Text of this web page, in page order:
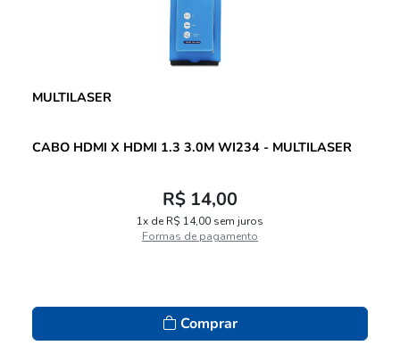
MULTILASER
CABO HDMI X HDMI 1.3 3.0M WI234 - MULTILASER
R$ 14,00
1x de R$ 14,00 sem juros
Formas de pagamento
Comprar